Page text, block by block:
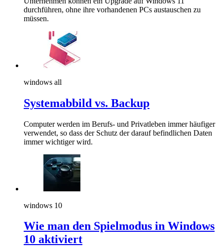
durchführen, ohne ihre vorhandenen PCs austauschen zu
müssen.
windows all
Systemabbild vs. Backup
Computer werden im Berufs- und Privatleben immer häufiger
verwendet, so dass der Schutz der darauf befindlichen Daten
immer wichtiger wird.
windows 10
Wie man den Spielmodus in Windows
10 aktiviert